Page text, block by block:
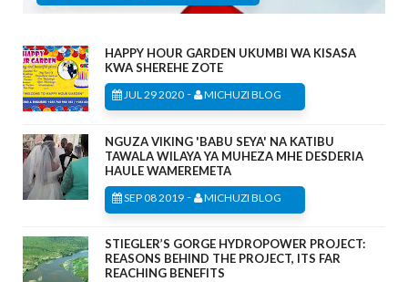
HAPPY HOUR GARDEN UKUMBI WA KISASA
KWA SHEREHE ZOTE
JUL 29 2020 - MICHUZI BLOG
NGUZA VIKING 'BABU SEYA' NA KATIBU
TAWALA WILAYA YA MUHEZA MHE DESDERIA
HAULE WAMEREMETA
SEP 08 2019 - MICHUZI BLOG
STIEGLER’S GORGE HYDROPOWER PROJECT:
REASONS BEHIND THE PROJECT, ITS FAR
REACHING BENEFITS